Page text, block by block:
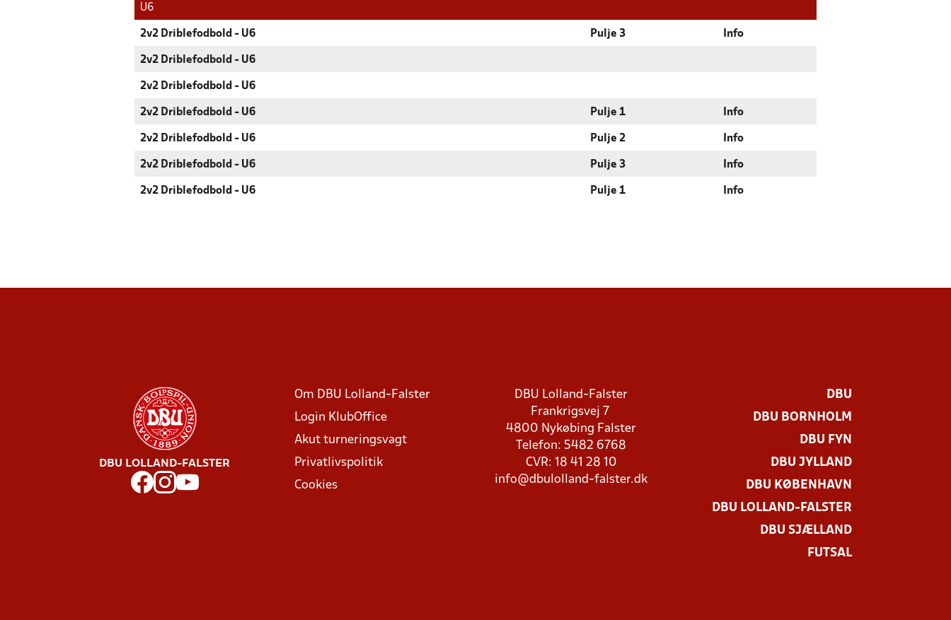
U6
2v2 Driblefodbold - U6 Pulje 3 Info
2v2 Driblefodbold - U6
2v2 Driblefodbold - U6
2v2 Driblefodbold - U6 Pulje 1 Info
2v2 Driblefodbold - U6 Pulje 2 Info
2v2 Driblefodbold - U6 Pulje 3 Info
2v2 Driblefodbold - U6 Pulje 1 Info
DBU LOLLAND-FALSTER
Om DBU Lolland-Falster
Login KlubOffice
Akut turneringsvagt
Privatlivspolitik
Cookies
DBU Lolland-Falster
Frankrigsvej 7
4800 Nykøbing Falster
Telefon: 5482 6768
CVR: 18 41 28 10
info@dbulolland-falster.dk
DBU
DBU BORNHOLM
DBU FYN
DBU JYLLAND
DBU KØBENHAVN
DBU LOLLAND-FALSTER
DBU SJÆLLAND
FUTSAL